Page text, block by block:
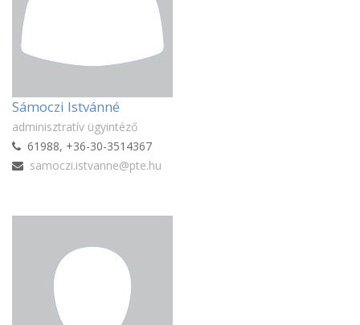
Sámoczi Istvánné
adminisztratív ügyintéző
61988, +36-30-3514367
samoczi.istvanne@pte.hu